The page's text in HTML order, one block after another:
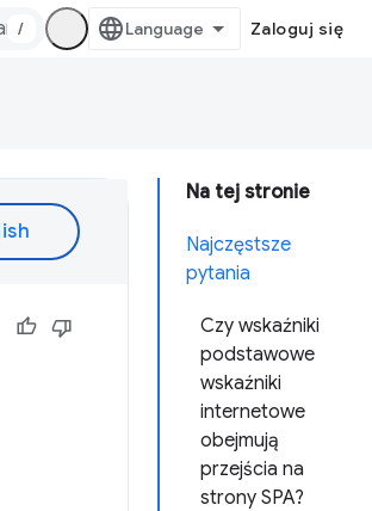
/ Zaloguj się
Na tej stronie
Najczęstsze
pytania
Czy wskaźniki
podstawowe
wskaźniki
internetowe
obejmują
przejścia na
strony SPA?